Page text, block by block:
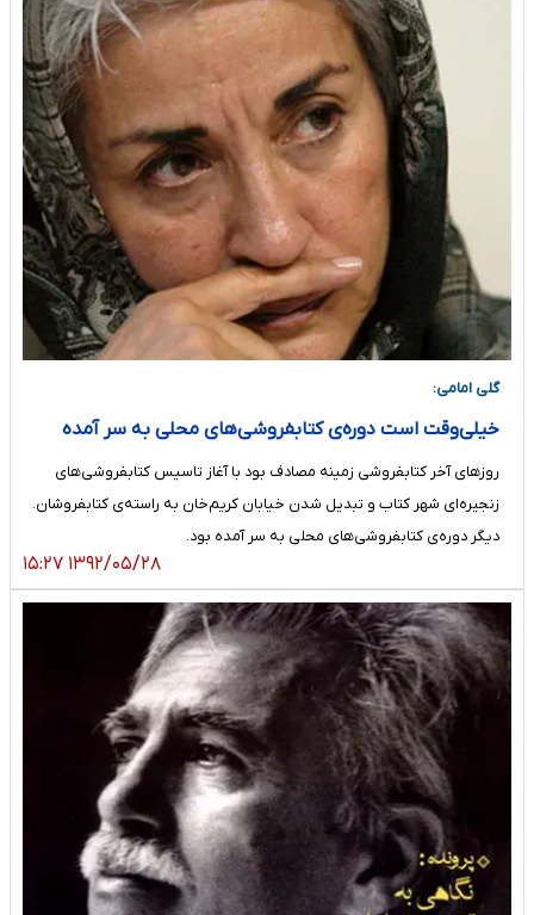
گلی امامی:
خیلی‌وقت است دوره‌ی کتابفروشی‌های محلی به سر آمده
روزهای آخر کتابفروشی زمینه مصادف بود با آغاز تاسیس کتابفروشی‌های
زنجیره‌ای شهر کتاب و تبدیل شدن خیابان کریم‌خان به راسته‌ی کتابفروشان.
دیگر دوره‌ی کتابفروشی‌های محلی به سر آمده بود.
۱۳۹۲/۰۵/۲۸ ۱۵:۲۷